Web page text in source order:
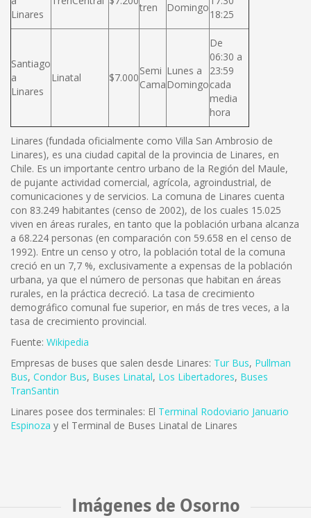
Linares
tren
Domingo
18:25
Santiago
a
Linares
Linatal $7.000
Semi
Cama
Lunes a
Domingo
De
06:30 a
23:59
cada
media
hora
Linares (fundada oficialmente como Villa San Ambrosio de
Linares), es una ciudad capital de la provincia de Linares, en
Chile. Es un importante centro urbano de la Región del Maule,
de pujante actividad comercial, agrícola, agroindustrial, de
comunicaciones y de servicios. La comuna de Linares cuenta
con 83.249 habitantes (censo de 2002), de los cuales 15.025
viven en áreas rurales, en tanto que la población urbana alcanza
a 68.224 personas (en comparación con 59.658 en el censo de
1992). Entre un censo y otro, la población total de la comuna
creció en un 7,7 %, exclusivamente a expensas de la población
urbana, ya que el número de personas que habitan en áreas
rurales, en la práctica decreció. La tasa de crecimiento
demográfico comunal fue superior, en más de tres veces, a la
tasa de crecimiento provincial.
Fuente: Wikipedia
Empresas de buses que salen desde Linares: Tur Bus, Pullman
Bus, Condor Bus, Buses Linatal, Los Libertadores, Buses
TranSantin
Linares posee dos terminales: El Terminal Rodoviario Januario
Espinoza y el Terminal de Buses Linatal de Linares
Imágenes de Osorno